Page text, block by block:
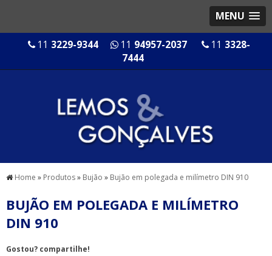
MENU
11 3229-9344 11 94957-2037 11 3328-
7444
Home » Produtos» Bujão » Bujão em polegada e milímetro DIN 910
BUJÃO EM POLEGADA E MILÍMETRO
DIN 910
Gostou? compartilhe!